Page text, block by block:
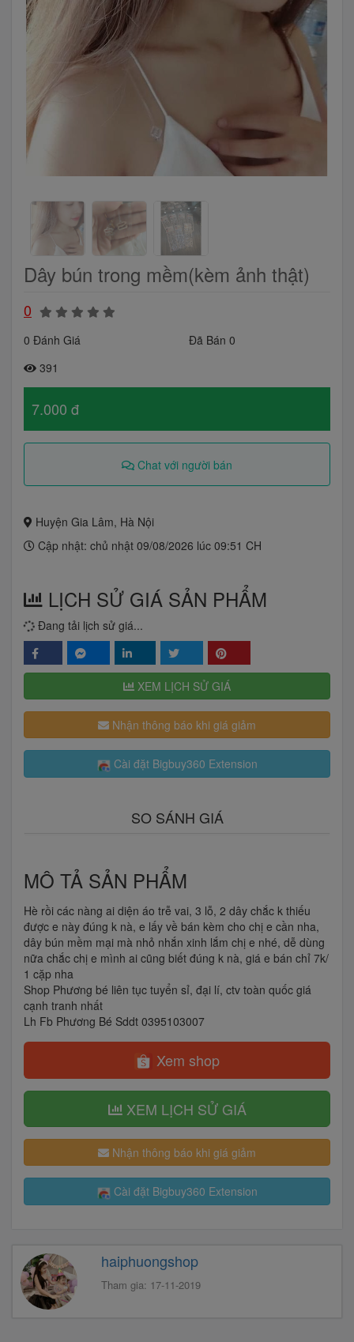
Dây bún trong mềm(kèm ảnh thật)
0
0 Đánh Giá
Đã Bán 0
391
7.000 đ
Chat với người bán
Huyện Gia Lâm, Hà Nội
Cập nhật: chủ nhật 09/08/2026 lúc 09:51 CH
LỊCH SỬ GIÁ SẢN PHẨM
Đang tải lịch sử giá...
XEM LỊCH SỬ GIÁ
Nhận thông báo khi giá giảm
Cài đặt Bigbuy360 Extension
SO SÁNH GIÁ
MÔ TẢ SẢN PHẨM
Hè rồi các nàng ai diện áo trễ vai, 3 lỗ, 2 dây chắc k thiếu
được e này đúng k nà, e lấy về bán kèm cho chị e cần nha,
dây bún mềm mại mà nhỏ nhắn xinh lắm chị e nhé, dễ dùng
nữa chắc chị e mình ai cũng biết đúng k nà, giá e bán chỉ 7k/
1 cặp nha
Shop Phương bé liên tục tuyển sỉ, đại lí, ctv toàn quốc giá
cạnh tranh nhất
Lh Fb Phương Bé Sddt 0395103007
Xem shop
XEM LỊCH SỬ GIÁ
Nhận thông báo khi giá giảm
Cài đặt Bigbuy360 Extension
haiphuongshop
Tham gia: 17-11-2019